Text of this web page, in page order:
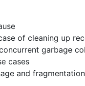
of cleaning up
garbage
cases
and fragmentation